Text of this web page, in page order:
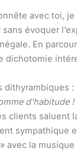
avec toi,
sans évoquer
En
dichotomie
dithyrambiques :
d’habitude !
clients saluent
sympathique
avec la